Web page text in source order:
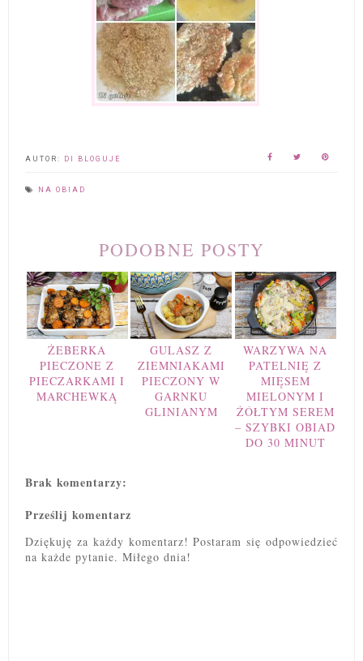
AUTOR: DI BLOGUJE
NA OBIAD
PODOBNE POSTY
ŻEBERKA
PIECZONE Z
PIECZARKAMI I
MARCHEWKĄ
GULASZ Z
ZIEMNIAKAMI
PIECZONY W
GARNKU
GLINIANYM
WARZYWA NA
PATELNIĘ Z
MIĘSEM
MIELONYM I
ŻÓŁTYM SEREM
– SZYBKI OBIAD
DO 30 MINUT
Brak komentarzy:
Prześlij komentarz
Dziękuję za każdy komentarz! Postaram się odpowiedzieć
na każde pytanie. Miłego dnia!